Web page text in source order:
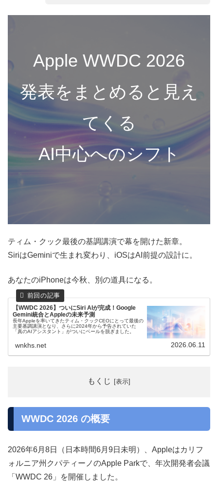
Apple WWDC 2026
発表をまとめると見え
てくる
AI中心へのシフト
ティム・クック最後の基調講演で幕を開けた新章。
SiriはGeminiで生まれ変わり、iOSはAI前提の設計に。
あなたのiPhoneは今秋、別の道具になる。
【WWDC 2026】ついにSiri AIが完成！Google
Gemini統合とAppleの未来予測
長年Appleを率いてきたティム・クックCEOにとって最後の
主要基調講演となり、さらに2024年から予告されていた
「真のAIアシスタント」がついにベールを脱ぎました。
wnkhs.net 2026.06.11
もくじ
WWDC 2026 の概要
2026年6月8日（日本時間6月9日未明）、Appleはカリフ
ォルニア州クパティーノのApple Parkで、年次開発者会議
「WWDC 26」を開催しました。